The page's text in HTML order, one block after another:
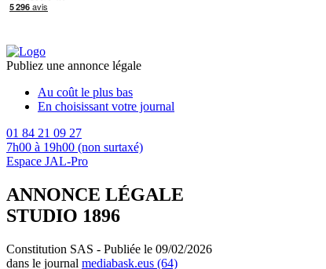
Publiez une annonce légale
Au coût le plus bas
En choisissant votre journal
01 84 21 09 27
7h00 à 19h00 (non surtaxé)
Espace JAL-Pro
ANNONCE LÉGALE
STUDIO 1896
Constitution SAS - Publiée le 09/02/2026
dans le journal mediabask.eus (64)